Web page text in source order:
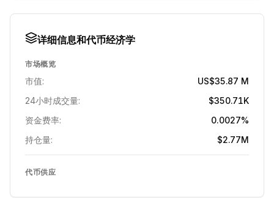
详细信息和代币经济学
市场概览
市值:
US$35.87 M
24小时成交量:
$350.71K
资金费率:
0.0027%
持仓量:
$2.77M
代币供应